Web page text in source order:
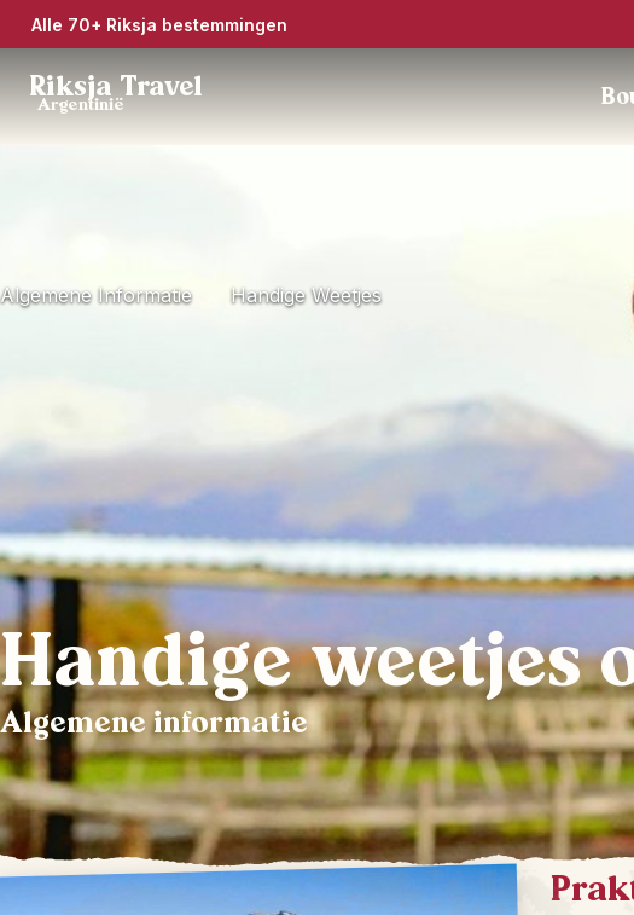
Alle 70+ Riksja bestemmingen
Riksja Travel
Argentinië
Algemene Informatie Handige Weetjes
Handige weetjes
Algemene informatie